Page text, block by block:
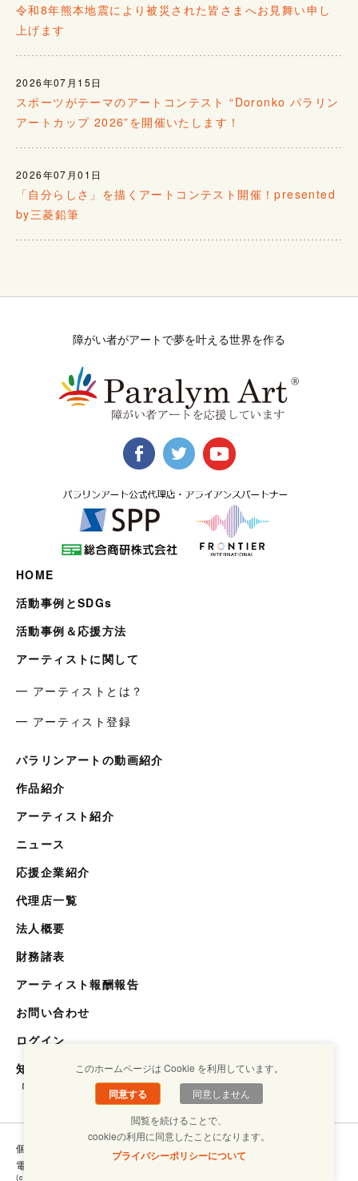
令和8年熊本地震により被災された皆さまへお見舞い申し
上げます
2026年07月15日
スポーツがテーマのアートコンテスト “Doronko パラリン
アートカップ 2026”を開催いたします！
2026年07月01日
「自分らしさ」を描くアートコンテスト開催！presented
by三菱鉛筆
障がい者がアートで夢を叶える世界を作る
HOME
活動事例とSDGs
活動事例＆応援方法
アーティストに関して
━ アーティストとは？
━ アーティスト登録
パラリンアートの動画紹介
作品紹介
アーティスト紹介
ニュース
応援企業紹介
代理店一覧
法人概要
財務諸表
アーティスト報酬報告
お問い合わせ
ログイン
知らない世界を知るメディア
「キクエスト」
個人情報保護方針
コンプライアンスについて
電子ブックラボ
(c) Copyright SHOUGAISHA JIRITSU SUISHIN KIKOU ASSOCIATION. ALL
このホームページは Cookie を利用しています。
同意する
同意しません
閲覧を続けることで、
cookieの利用に同意したことになります。
プライバシーポリシーについて